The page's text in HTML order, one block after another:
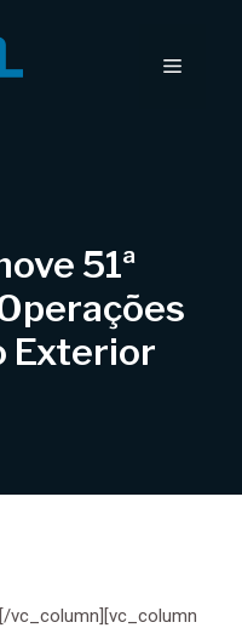
Menu
51ª
Exterior
vc_column][vc_column